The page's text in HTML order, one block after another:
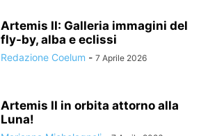
Artemis II: Galleria immagini del
fly-by, alba e eclissi
Redazione Coelum - 7 Aprile 2026
Artemis II in orbita attorno alla
Luna!